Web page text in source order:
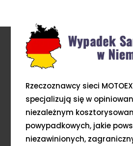
Rzeczoznawcy sieci
specjalizują się w
niezależnym
powypadkowych, jakie
niezawinionych,